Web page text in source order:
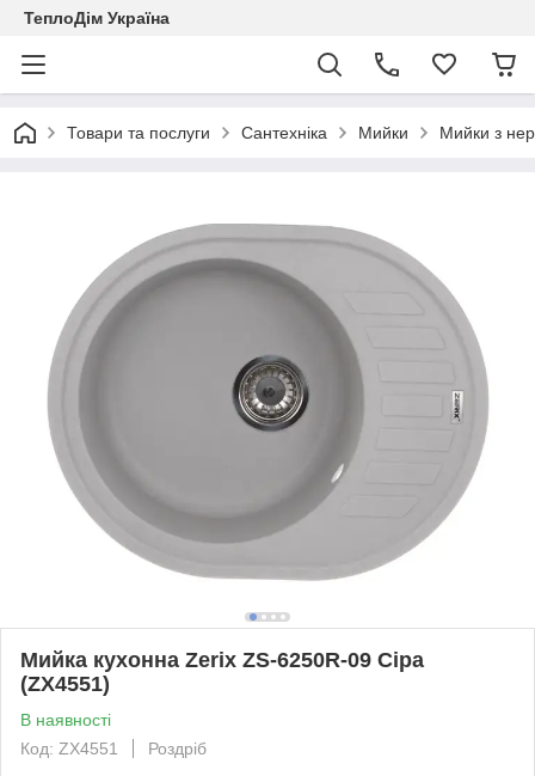
ТеплоДім Україна
Товари та послуги Сантехніка Мийки Мийки з
Мийка кухонна Zerix ZS-6250R-09 Сіра
(ZX4551)
В наявності
Код: ZX4551
Роздріб